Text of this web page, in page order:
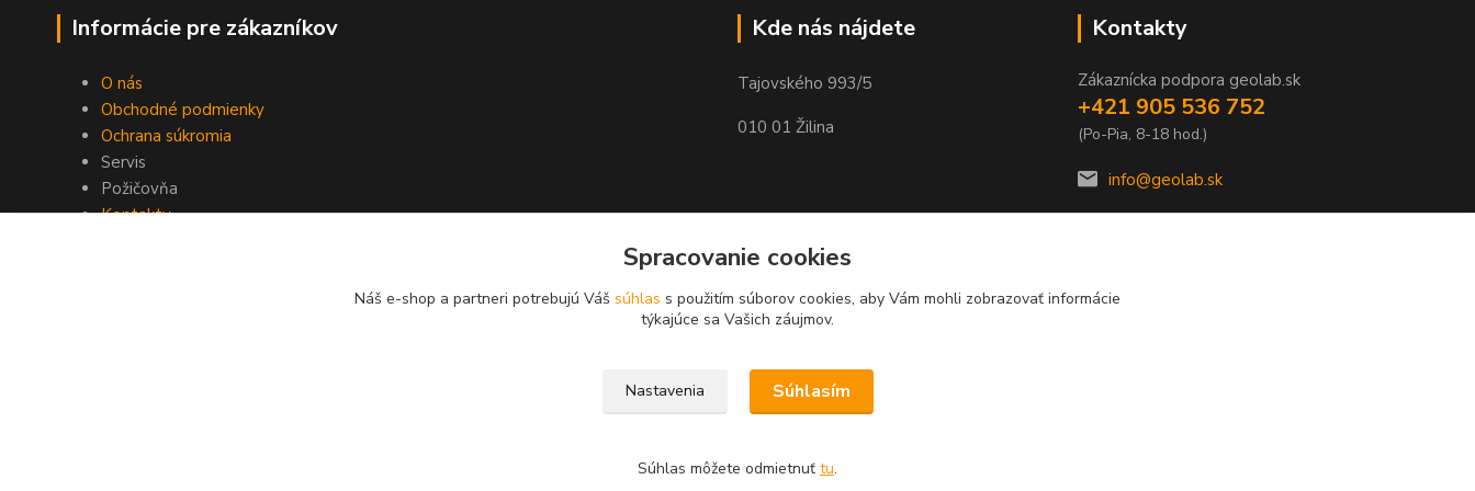
Informácie pre zákazníkov
O nás
Obchodné podmienky
Ochrana súkromia
Servis
Požičovňa
Kontakty
Kde nás nájdete
Tajovského 993/5
010 01 Žilina
Kontakty
Zákaznícka podpora geolab.sk
+421 905 536 752
(Po-Pia, 8-18 hod.)
info@geolab.sk
Spracovanie cookies
Náš e-shop a partneri potrebujú Váš súhlas s použitím súborov cookies, aby Vám mohli zobrazovať informácie
týkajúce sa Vašich záujmov.
Nastavenia Súhlasím
Súhlas môžete odmietnuť tu.